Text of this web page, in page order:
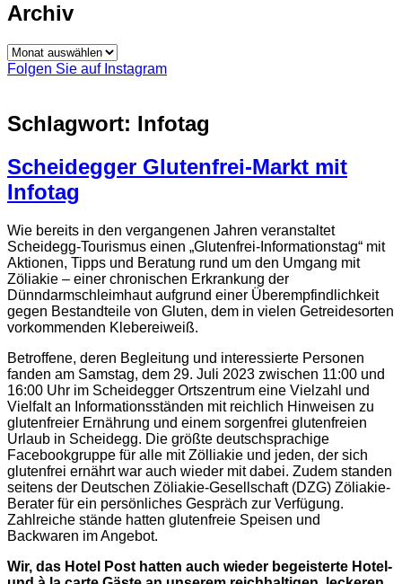
Archiv
Archiv
Folgen Sie auf Instagram
Schlagwort: Infotag
Scheidegger Glutenfrei-Markt mit
Infotag
Wie bereits in den vergangenen Jahren veranstaltet
Scheidegg-Tourismus einen „Glutenfrei-Informationstag“ mit
Aktionen, Tipps und Beratung rund um den Umgang mit
Zöliakie – einer chronischen Erkrankung der
Dünndarmschleimhaut aufgrund einer Überempfindlichkeit
gegen Bestandteile von Gluten, dem in vielen Getreidesorten
vorkommenden Klebereiweiß.
Betroffene, deren Begleitung und interessierte Personen
fanden am Samstag, dem 29. Juli 2023 zwischen 11:00 und
16:00 Uhr im Scheidegger Ortszentrum eine Vielzahl und
Vielfalt an Informationsständen mit reichlich Hinweisen zu
glutenfreier Ernährung und einem sorgenfrei glutenfreien
Urlaub in Scheidegg. Die größte deutschsprachige
Facebookgruppe für alle mit Zölliakie und jeden, der sich
glutenfrei ernährt war auch wieder mit dabei. Zudem standen
seitens der Deutschen Zöliakie-Gesellschaft (DZG) Zöliakie-
Berater für ein persönliches Gespräch zur Verfügung.
Zahlreiche stände hatten glutenfreie Speisen und
Backwaren im Angebot.
Wir, das Hotel Post hatten auch wieder begeisterte Hotel-